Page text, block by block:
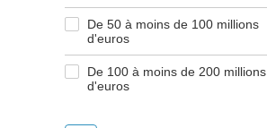
De 50 à moins de 100 millions
d'euros
De 100 à moins de 200 millions
d'euros